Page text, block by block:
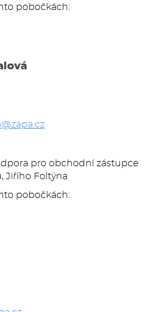
pobočkách:
pro obchodní zástupce
Jiřího Foltýna
pobočkách: